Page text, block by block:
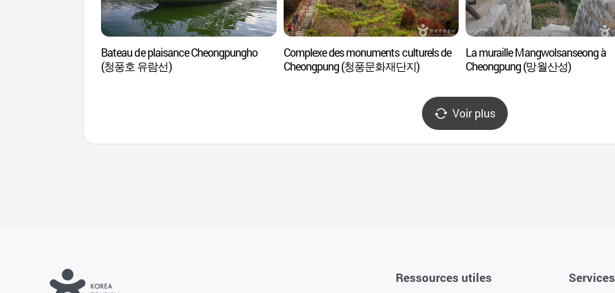
Bateau de plaisance Cheongpungho
(청풍호 유람선)
Complexe des monuments culturels de
Cheongpung (청풍문화재단지)
La muraille Mangwolsanseong à
Cheongpung (망월산성)
Voir plus
Ressources utiles Services